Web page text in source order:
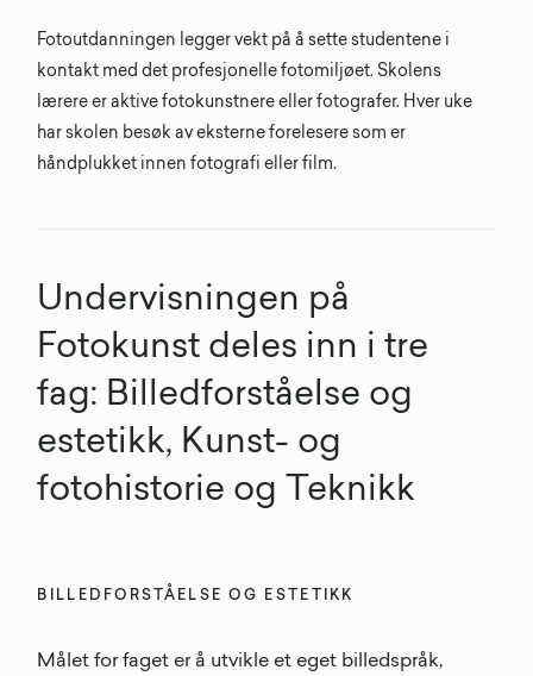
Fotoutdanningen legger vekt på å sette studentene i
kontakt med det profesjonelle fotomiljøet. Skolens
lærere er aktive fotokunstnere eller fotografer. Hver uke
har skolen besøk av eksterne forelesere som er
håndplukket innen fotografi eller film.
Undervisningen på
Fotokunst deles inn i tre
fag: Billedforståelse og
estetikk, Kunst- og
fotohistorie og Teknikk
BILLEDFORSTÅELSE OG ESTETIKK
Målet for faget er å utvikle et eget billedspråk,